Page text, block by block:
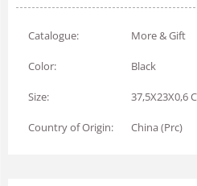
Catalogue: More & Gift
Color: Black
Size: 37,5X23X0,6
Country of Origin: China (Prc)